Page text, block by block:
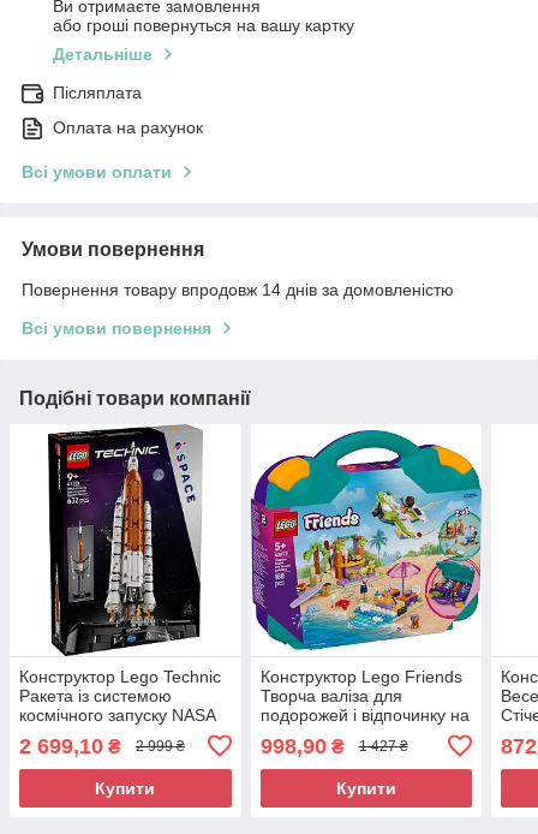
Ви отримаєте замовлення
або гроші повернуться на вашу картку
Детальніше
Післяплата
Оплата на рахунок
Всі умови оплати
Умови повернення
Повернення товару впродовж 14 днів за домовленістю
Всі умови повернення
Подібні товари компанії
Конструктор Lego Technic
Ракета із системою
космічного запуску NASA
2 699,10 ₴ 2 999 ₴
Купити
Конструктор Lego Friends
Творча валіза для
подорожей і відпочинку на
998,90₴ 1 427 ₴
Купити